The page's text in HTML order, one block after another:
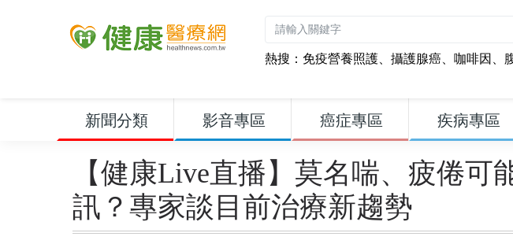
熱搜： 免疫營養照護、 攝護腺癌、 咖啡因、
新聞分類 影音專區 癌症專區 疾病專區
【健康Live直播】莫名喘、疲倦可
訊？專家談目前治療新趨勢